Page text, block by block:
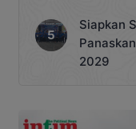
Siapkan
2029